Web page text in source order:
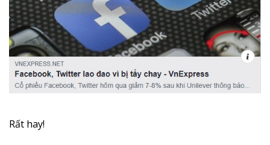
Rất hay!